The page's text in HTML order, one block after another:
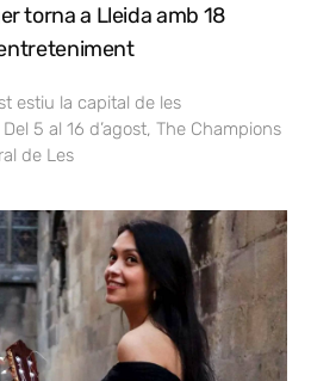
torna a Lleida amb 18
estiu la capital de les
5 al 16 d’agost, The Champions
de Les